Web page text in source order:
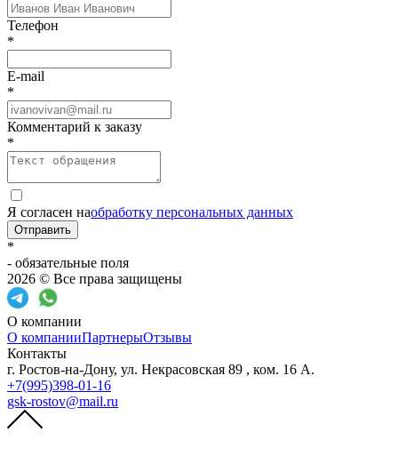
Телефон
*
E-mail
*
Комментарий к заказу
*
Я согласен наобработку персональных данных
Отправить
*
- обязательные поля
2026 © Все права защищены
О компании
О компанииПартнерыОтзывы
Контакты
г. Ростов-на-Дону, ул. Некрасовская 89 , ком. 16 А.
+7(995)398-01-16
gsk-rostov@mail.ru